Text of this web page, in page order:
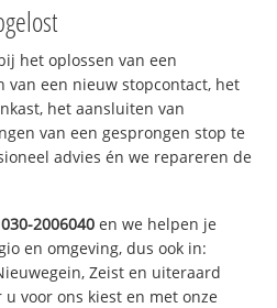
het oplossen van een
van een nieuw stopcontact, het
het aansluiten van
van een gesprongen stop te
advies én we repareren de
030-2006040 en we helpen je
en omgeving, dus ook in:
Zeist en uiteraard
u voor ons kiest en met onze